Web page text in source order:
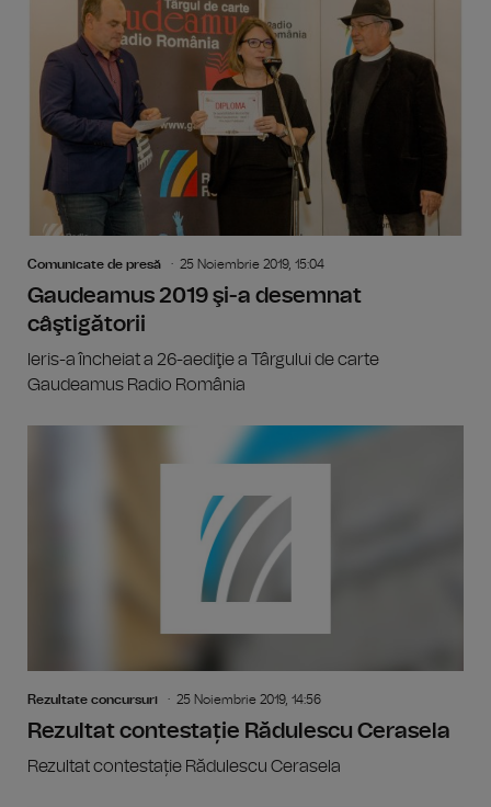
Comunicate de presă 25 Noiembrie 2019, 15:04
Gaudeamus 2019 şi-a desemnat
câştigătorii
Ieris-a încheiat a 26-aediţie a Târgului de carte
Gaudeamus Radio România
Rezultate concursuri 25 Noiembrie 2019, 14:56
Rezultat contestație Rădulescu Cerasela
Rezultat contestație Rădulescu Cerasela